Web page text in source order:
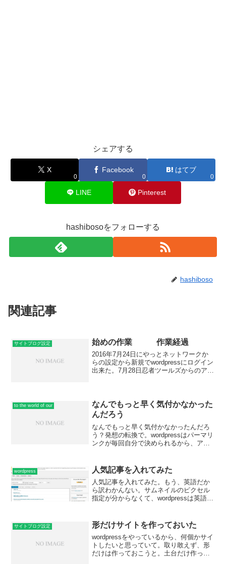
シェアする
X
0
Facebook
0
はてブ
0
LINE Pinterest
hashibosoをフォローする
hashiboso
関連記事
サイトブログ設定 始めの作業 作業経過
2016年7月24日にやっとネットワークか
らの設定から新規でwordpressにログイン
出来た。7月28日忍者ツールズからのアナ
to the world of our
なんでもっと早く気付かなかった
んだろう
なんでもっと早く気付かなかったんだろ
う？発想の転換で。wordpressはパーマリ
ンクが毎回自分で決められるから、アフ
ら。すごい悩んでいたことに、向こうか
ら手...
wordpress 人気記事を入れてみた
人気記事を入れてみた。もう、英語だか
ら訳わかんない。サムネイルのピクセル
指定が分からなくて、wordpressは英語が
マイズサイトブログだと思うわ。
サイトブログ設定 形だけサイトを作っておいた
wordpressをやっているから、何個かサイ
トしたいと思っていて。取り敢えず、形
だけは作っておこうと。土台だけ作って